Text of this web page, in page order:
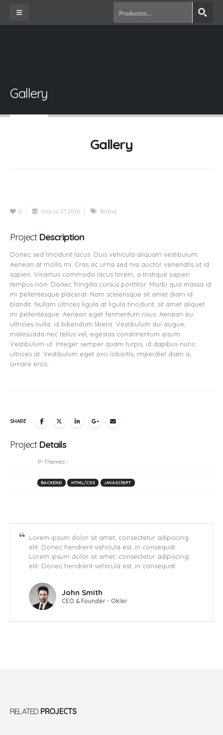
Gallery
Gallery
0 marzo 17, 2016 Brand
Project Description
Donec sed tincidunt lacus. Duis vehicula aliquam vestibulum.
Aenean at mollis mi. Cras ac urna sed nisi auctor venenatis ut id
sapien. Vivamus commodo lacus lorem, a tristique sapien
tempus non. Donec fringilla cursus porttitor. Morbi quis massa id
mi pellentesque placerat. Nam scelerisque sit amet diam id
blandit. Nullam ultrices ligula at ligula tincidunt, sit amet aliquet
mi pellentesque. Aenean eget fermentum risus. Aenean eu
ultricies nulla, id bibendum libero. Vestibulum dui augue,
malesuada nec tellus vel, egestas condimentum ipsum.
Vestibulum ut. Integer semper quam turpis, id dapibus nunc
ultrices at. Vestibulum eget orci lobortis, imperdiet diam a,
ornare eros.
SHARE
Project Details
P-Themes -
BACKEND HTML/CSS JAVASCRIPT
Lorem ipsum dolor sit amet, consectetur adipiscing
elit. Donec hendrerit vehicula est, in consequat.
Lorem ipsum dolor sit amet, consectetur adipiscing
elit. Donec hendrerit vehicula est, in consequat.
John Smith
CEO & Founder - Okler
RELATED PROJECTS